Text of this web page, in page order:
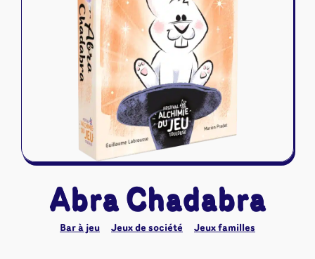
Naruto Mythos
Autres
Tapis de jeu
Abra Chadabra
Bar à jeu Jeux de société Jeux familles